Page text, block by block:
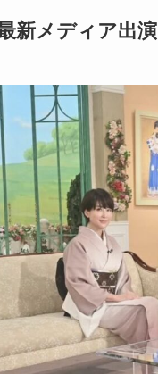
新メディア出演